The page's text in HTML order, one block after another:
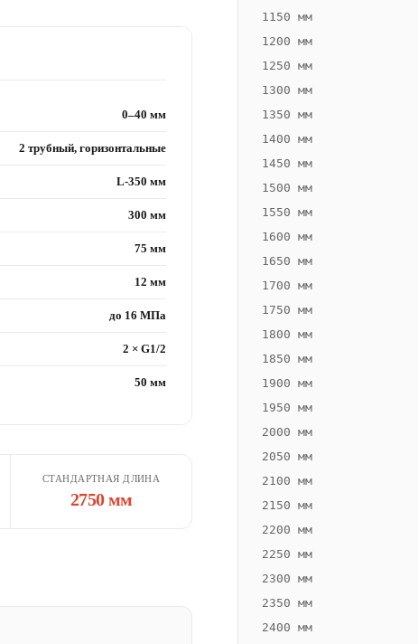
0–40 мм
2 трубный, горизонтальные
L-350 мм
300 мм
75 мм
12 мм
до 16 МПа
2 × G1/2
50 мм
СТАНДАРТНАЯ ДЛИНА
2750 мм
1150 мм
1200 мм
1250 мм
1300 мм
1350 мм
1400 мм
1450 мм
1500 мм
1550 мм
1600 мм
1650 мм
1700 мм
1750 мм
1800 мм
1850 мм
1900 мм
1950 мм
2000 мм
2050 мм
2100 мм
2150 мм
2200 мм
2250 мм
2300 мм
2350 мм
2400 мм